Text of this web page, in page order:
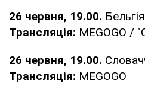
26 червня, 19.00.
Трансляція: MEGOGO /
26 червня, 19.00.
Трансляція: MEGOGO